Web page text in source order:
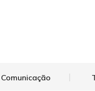
Comunicação